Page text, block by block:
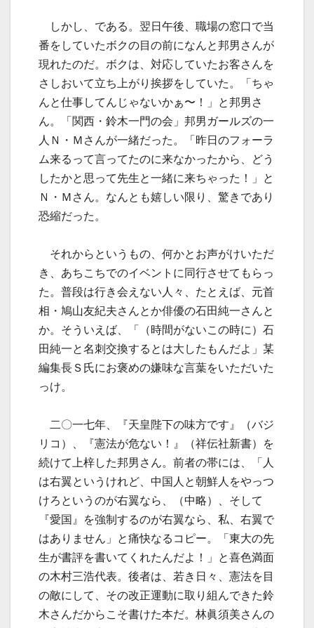
しかし、である。翌日午後、職場の窓口で当
番をしていたボクの目の前になんと邦男さんが
現れたのだ。ボクは、対応していたお客さんを
さしおいて立ち上がり挨拶をしていた。「ちゃ
んと仕事してんじゃないかぁ〜！」と邦男さ
ん。「関西・鈴木一門の会」邦男ガールズの一
人Ｎ・Ｍさんが一緒だった。「昨日のフォーラ
ム来るって言ってたのに来なかったから、どう
したかと思って先生と一緒に来ちゃった！」と
Ｎ・Ｍさん。なんとも嬉しい限り、驚きであり
恐縮だった。
それからというもの、何かとお声がけいただ
き、あちこちでのイベントに同行させてもらっ
た。普段は行き会えない人々、たとえば、元首
相・鳩山友紀夫さんとか俳優の石田純一さんと
か。そういえば、「（時間がないこの時に）石
田純一と名刺交換するとは大したもんだよ」某
編集長Ｓ氏にお褒めの嫌味な言葉をいただいた
っけ。
二〇一七年、『天皇陛下の味方です』（バジ
リコ）、『憲法が危ない！』（祥伝社新書）を
続けて上梓した邦男さん。前者の帯には、「人
は右翼というけれど、中国人と朝鮮人をやっつ
けろというのが右翼なら、（中略）、そして
『愛国』を強制するのが右翼なら、私、右翼で
はありません」と痛快なるコピー。「東大の先
生が書評を書いてくれたんだよ！」と喜色満面
の木村三浩代表。後者は、若き日々、憲法を目
の敵にして、その改正運動に取り組んできた鈴
木さんだからこそ書けた本だ。林眞須美さんの